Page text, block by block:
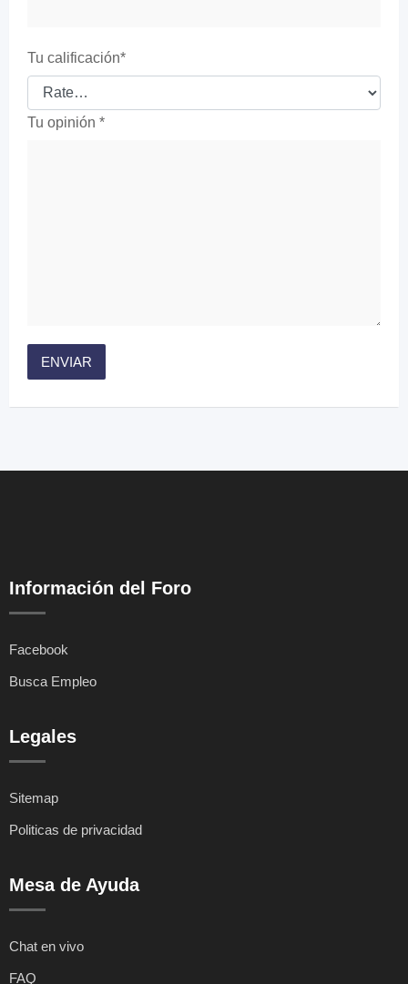
Tu calificación*
Tu opinión *
Información del Foro
Facebook
Busca Empleo
Legales
Sitemap
Politicas de privacidad
Mesa de Ayuda
Chat en vivo
FAQ